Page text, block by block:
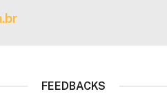
FEEDBACKS